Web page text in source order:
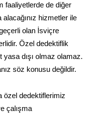
faaliyetlerde de diğer
hizmetler ile
olan İsviçre
Özel dedektiflik
yasa dışı olmaz olamaz.
söz konusu değildir.
özel dedektiflerimiz
çalışma